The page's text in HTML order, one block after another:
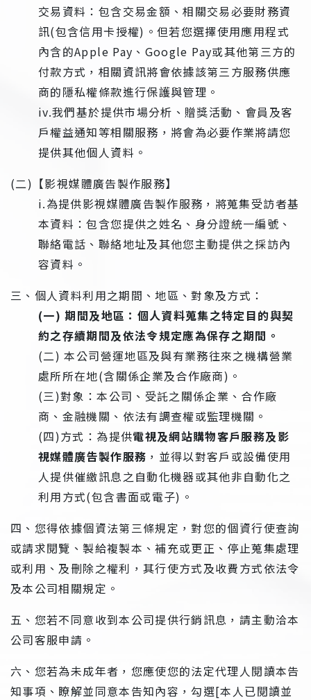
交易資料：包含交易金額、相關交易必要財務資
訊(包含信用卡授權)。但若您選擇使用應用程式
內含的Apple Pay、Google Pay或其他第三方的
付款方式，相關資訊將會依據該第三方服務供應
商的隱私權條款進行保護與管理。
iv.我們基於提供市場分析、贈獎活動、會員及客
戶權益通知等相關服務，將會為必要作業將請您
提供其他個人資料。
(二)【影視媒體廣告製作服務】
i.為提供影視媒體廣告製作服務，將蒐集受訪者基
本資料：包含您提供之姓名、身分證統一編號、
聯絡電話、聯絡地址及其他您主動提供之採訪內
容資料。
三、個人資料利用之期間、地區、對象及方式：
(一) 期間及地區：個人資料蒐集之特定目的與契
約之存續期間及依法令規定應為保存之期間。
(二) 本公司營運地區及與有業務往來之機構營業
處所所在地(含關係企業及合作廠商)。
(三)對象：本公司、受託之關係企業、合作廠
商、金融機關、依法有調查權或監理機關。
(四)方式：為提供電視及網站購物客戶服務及影
視媒體廣告製作服務 ，並得以對客戶或設備使用
人提供催繳訊息之自動化機器或其他非自動化之
利用方式(包含書面或電子)。
四、您得依據個資法第三條規定，對您的個資行使查詢
或請求閱覽、製給複製本、補充或更正、停止蒐集處理
或利用、及刪除之權利，其行使方式及收費方式依法令
及本公司相關規定。
五、您若不同意收到本公司提供行銷訊息，請主動洽本
公司客服申請。
六、您若為未成年者，您應使您的法定代理人閱讀本告
知事項、瞭解並同意本告知內容，勾選[本人已閱讀並